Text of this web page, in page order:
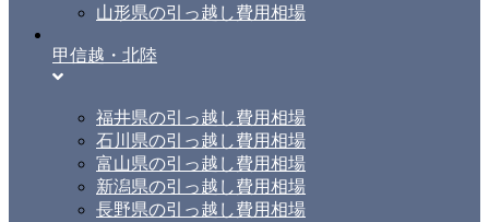
山形県の引っ越し費用相場
甲信越・北陸
福井県の引っ越し費用相場
石川県の引っ越し費用相場
富山県の引っ越し費用相場
新潟県の引っ越し費用相場
長野県の引っ越し費用相場